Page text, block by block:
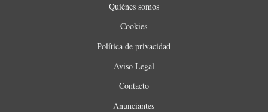
Quiénes somos
Cookies
Política de privacidad
Aviso Legal
Contacto
Anunciantes